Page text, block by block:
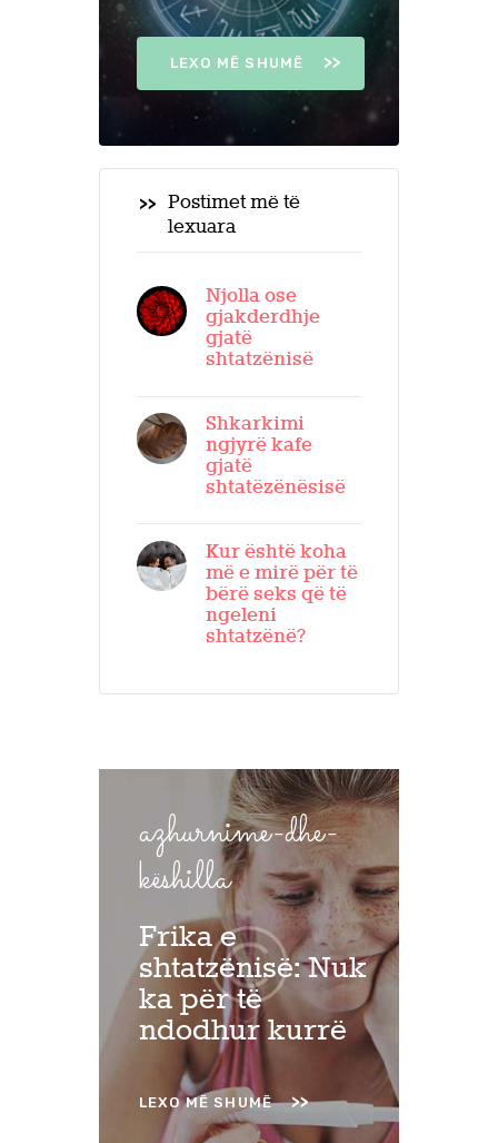
LEXO MË SHUMË
Postimet më të
lexuara
Njolla ose
gjakderdhje
gjatë
shtatzënisë
Shkarkimi
ngjyrë kafe
gjatë
shtatëzënësisë
Kur është koha
më e mirë për të
bërë seks që të
ngeleni
shtatzënë?
azhurnime-dhe-
këshilla
Frika e
shtatzënisë: Nuk
ka për të
ndodhur kurrë
LEXO MË SHUMË